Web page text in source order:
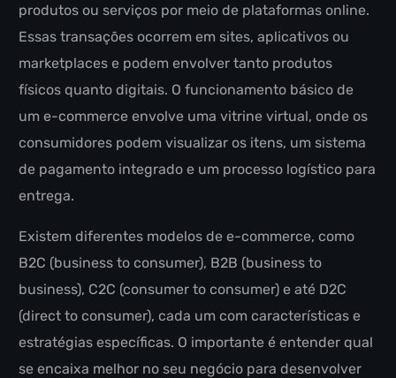
produtos ou serviços por meio de plataformas online.
Essas transações ocorrem em sites, aplicativos ou
marketplaces e podem envolver tanto produtos
físicos quanto digitais. O funcionamento básico de
um e-commerce envolve uma vitrine virtual, onde os
consumidores podem visualizar os itens, um sistema
de pagamento integrado e um processo logístico para
entrega.
Existem diferentes modelos de e-commerce, como
B2C (business to consumer), B2B (business to
business), C2C (consumer to consumer) e até D2C
(direct to consumer), cada um com características e
estratégias específicas. O importante é entender qual
se encaixa melhor no seu negócio para desenvolver